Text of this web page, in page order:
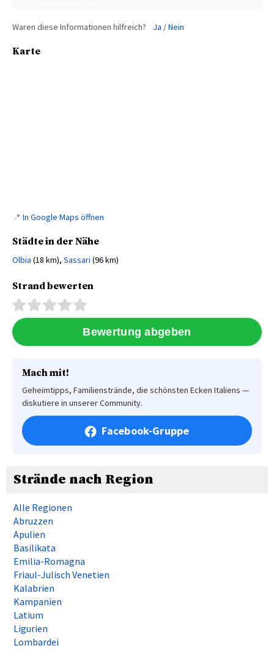
Waren diese Informationen hilfreich? Ja /Nein
Karte
📍 In Google Maps öffnen
Städte in der Nähe
Olbia (18 km), Sassari (96 km)
Strand bewerten
Mach mit!
Geheimtipps, Familienstrände, die schönsten Ecken Italiens —
diskutiere in unserer Community.
Facebook-Gruppe
Strände nach Region
Alle Regionen
Abruzzen
Apulien
Basilikata
Emilia-Romagna
Friaul-Julisch Venetien
Kalabrien
Kampanien
Latium
Ligurien
Lombardei